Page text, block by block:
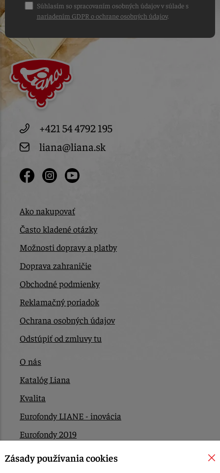
Súhlasím so spracovaním osobných údajov v súlade s
nariadením GDPR o ochrane osobných údajov.
+421 54 4792 195
liana@liana.sk
Ako nakupovať
Často kladené otázky
Možnosti dopravy a platby
Doprava zahraničie
Obchodné podmienky
Reklamačný poriadok
Ochrana osobných údajov
Odstúpiť od zmluvy tu
O nás
Katalóg Liana
Kvalita
Eurofondy LIANE - inovácia
Eurofondy 2019
Eurofondy 2022/2023
Zásady používania cookies